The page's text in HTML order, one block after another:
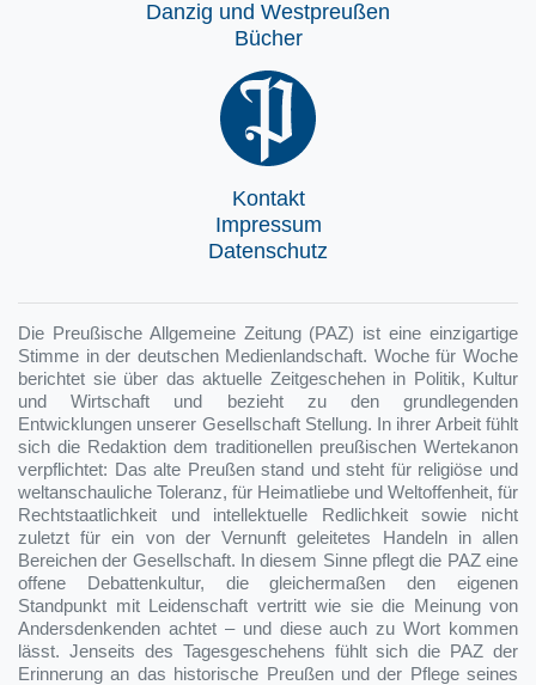
Danzig und Westpreußen
Bücher
Kontakt
Impressum
Datenschutz
Die Preußische Allgemeine Zeitung (PAZ) ist eine einzigartige
Stimme in der deutschen Medienlandschaft. Woche für Woche
berichtet sie über das aktuelle Zeitgeschehen in Politik, Kultur
und Wirtschaft und bezieht zu den grundlegenden
Entwicklungen unserer Gesellschaft Stellung. In ihrer Arbeit fühlt
sich die Redaktion dem traditionellen preußischen Wertekanon
verpflichtet: Das alte Preußen stand und steht für religiöse und
weltanschauliche Toleranz, für Heimatliebe und Weltoffenheit, für
Rechtstaatlichkeit und intellektuelle Redlichkeit sowie nicht
zuletzt für ein von der Vernunft geleitetes Handeln in allen
Bereichen der Gesellschaft. In diesem Sinne pflegt die PAZ eine
offene Debattenkultur, die gleichermaßen den eigenen
Standpunkt mit Leidenschaft vertritt wie sie die Meinung von
Andersdenkenden achtet – und diese auch zu Wort kommen
lässt. Jenseits des Tagesgeschehens fühlt sich die PAZ der
Erinnerung an das historische Preußen und der Pflege seines